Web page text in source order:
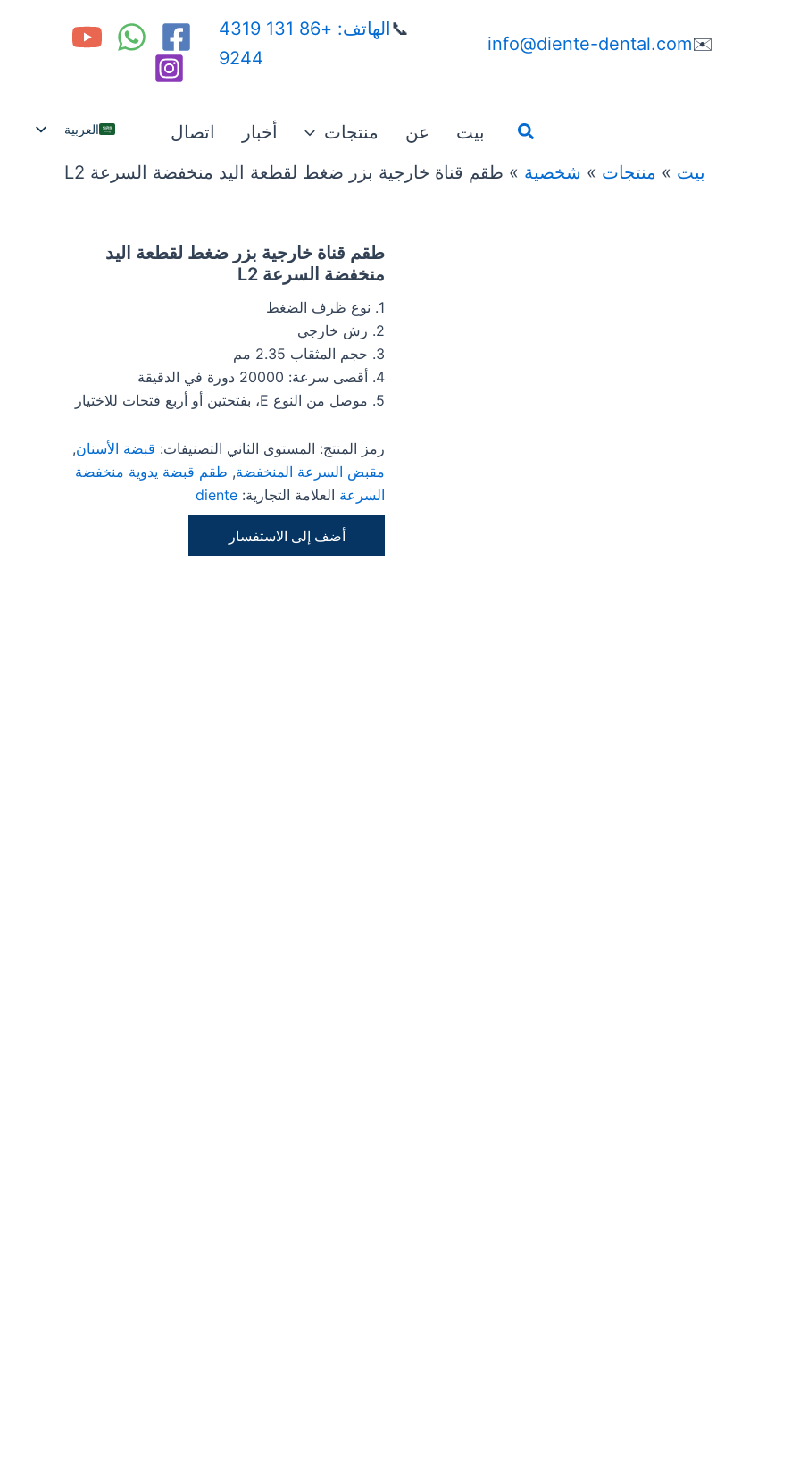
✉️
info@diente-dental.com
📞
الهاتف: +86 131 4319
9244
يبحث بيت عن منتجات أخبار اتصال
العربية
بيت منتجات شخصية طقم قناة خارجية بزر ضغط لقطعة اليد منخفضة السرعة L2
طقم قناة خارجية بزر ضغط لقطعة اليد
منخفضة السرعة L2
1. نوع ظرف الضغط
2. رش خارجي
3. حجم المثقاب 2.35 مم
4. أقصى سرعة: 20000 دورة في الدقيقة
5. موصل من النوع E، بفتحتين أو أربع فتحات للاختيار
رمز المنتج: المستوى الثاني التصنيفات: قبضة الأسنان,
مقبض السرعة المنخفضة, طقم قبضة يدوية منخفضة
السرعة العلامة التجارية: diente
أضف إلى الاستفسار